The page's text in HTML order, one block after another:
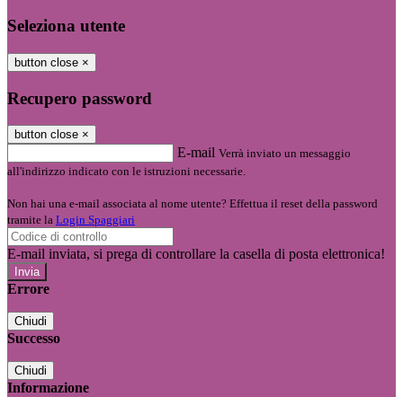
Seleziona utente
button close ×
Recupero password
button close ×
E-mail Verrà inviato un messaggio
all'indirizzo indicato con le istruzioni necessarie.
Non hai una e-mail associata al nome utente? Effettua il reset della password
tramite la Login Spaggiari
E-mail inviata, si prega di controllare la casella di posta elettronica!
Errore
Chiudi
Successo
Chiudi
Informazione